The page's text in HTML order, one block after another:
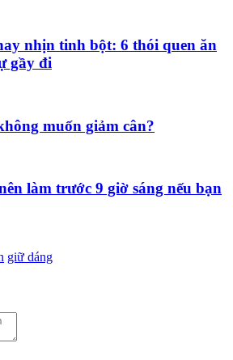
nhịn tinh bột: 6 thói quen ăn
gầy đi
muốn giảm cân?
làm trước 9 giờ sáng nếu bạn
giữ dáng